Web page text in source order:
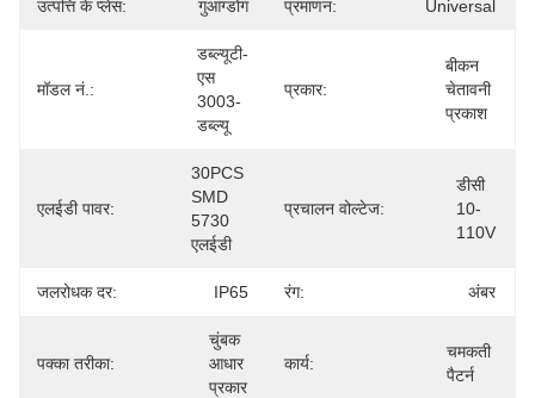
उत्पत्ति के प्लेस: गुआंग्डोंग प्रमाणन: Universal
मॉडल नं.:
डब्ल्यूटी-
एस
3003-
डब्ल्यू
प्रकार:
बीकन
चेतावनी
प्रकाश
एलईडी पावर:
30PCS
SMD
5730
एलईडी
प्रचालन वोल्टेज:
डीसी
10-
110V
जलरोधक दर: IP65 रंग: अंबर
पक्का तरीका:
चुंबक
आधार
प्रकार
कार्य:
चमकती
पैटर्न